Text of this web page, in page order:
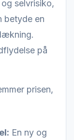
selvrisiko,
betyde en
på
prisen,
En ny og